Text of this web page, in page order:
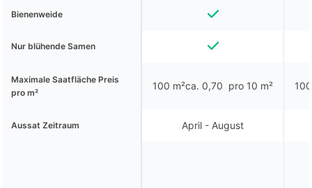
Bienenweide
Nur blühende Samen
Maximale Saatfläche Preis
pro m²
100 m²ca. 0,70  pro 10 m²
Aussat Zeitraum April - August